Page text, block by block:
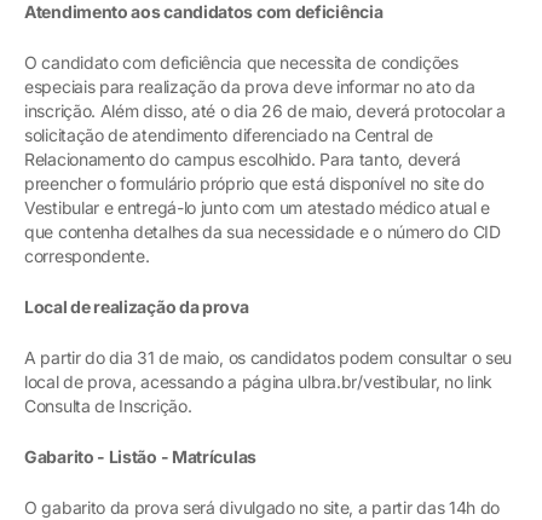
Atendimento aos candidatos com deficiência
O candidato com deficiência que necessita de condições
especiais para realização da prova deve informar no ato da
inscrição. Além disso, até o dia 26 de maio, deverá protocolar a
solicitação de atendimento diferenciado na Central de
Relacionamento do campus escolhido. Para tanto, deverá
preencher o formulário próprio que está disponível no site do
Vestibular e entregá-lo junto com um atestado médico atual e
que contenha detalhes da sua necessidade e o número do CID
correspondente.
Local de realização da prova
A partir do dia 31 de maio, os candidatos podem consultar o seu
local de prova, acessando a página ulbra.br/vestibular, no link
Consulta de Inscrição.
Gabarito - Listão - Matrículas
O gabarito da prova será divulgado no site, a partir das 14h do